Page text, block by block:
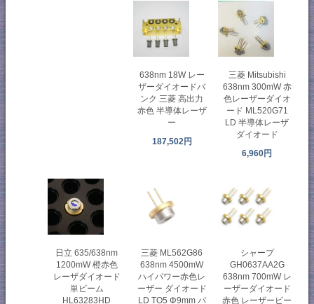
638nm 18W レー
ザーダイオードバ
ンク 三菱 高出力
赤色 半導体レーザ
ー
187,502円
三菱 Mitsubishi
638nm 300mW 赤
色レーザーダイオ
ード ML520G71
LD 半導体レーザ
ダイオード
6,960円
日立 635/638nm
1200mW 橙赤色
レーザダイオード
単ビーム
HL63283HD
三菱 ML562G86
638nm 4500mW
ハイパワー赤色レ
ーザー ダイオード
LD TO5 Φ9mm パ
シャープ
GH0637AA2G
638nm 700mW レ
ーザーダイオード
赤色 レーザービー